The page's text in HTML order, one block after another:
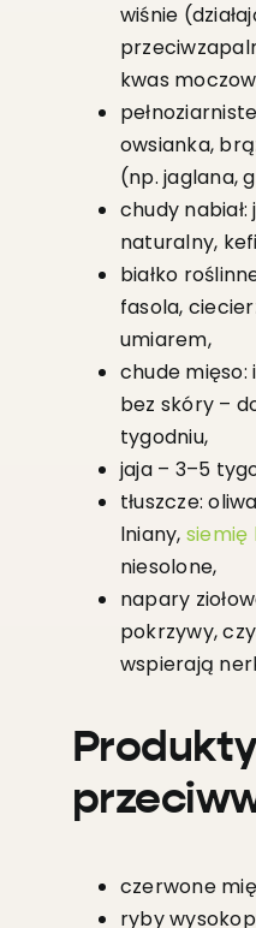
wiśnie
kwas
owsianka,
(np. jaglana,
chudy
naturalny,
białko
fasola,
umiarem,
chude mięso:
bez skóry –
tygodniu,
jaja – 3–5
tłuszcze:
lniany, siemię
niesolone,
napary
pokrzywy,
wspierają
Produkty
czerwone
ryby